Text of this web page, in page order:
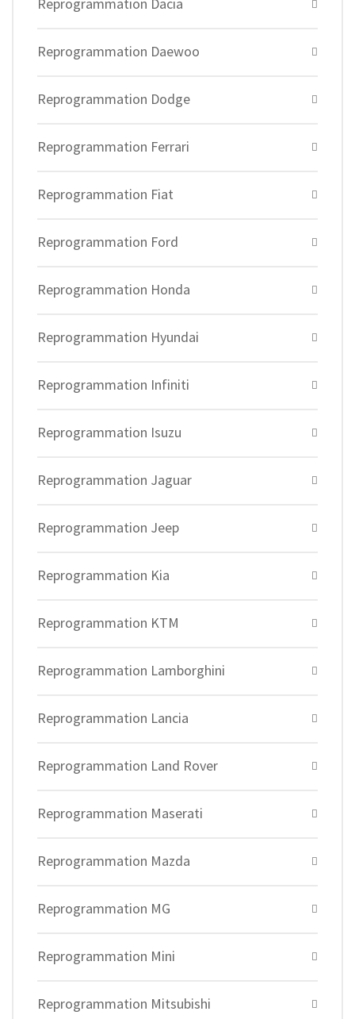
Reprogrammation Daewoo
Reprogrammation Dodge
Reprogrammation Ferrari
Reprogrammation Fiat
Reprogrammation Ford
Reprogrammation Honda
Reprogrammation Hyundai
Reprogrammation Infiniti
Reprogrammation Isuzu
Reprogrammation Jaguar
Reprogrammation Jeep
Reprogrammation Kia
Reprogrammation KTM
Reprogrammation Lamborghini
Reprogrammation Lancia
Reprogrammation Land Rover
Reprogrammation Maserati
Reprogrammation Mazda
Reprogrammation MG
Reprogrammation Mini
Reprogrammation Mitsubishi